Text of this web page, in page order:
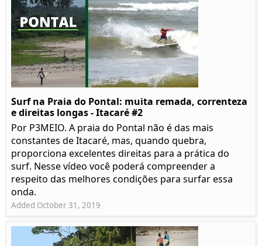
Surf na Praia do Pontal: muita remada, correnteza
e direitas longas - Itacaré #2
Por P3MEIO. A praia do Pontal não é das mais
constantes de Itacaré, mas, quando quebra,
proporciona excelentes direitas para a prática do
surf. Nesse vídeo você poderá compreender a
respeito das melhores condições para surfar essa
onda.
Added October 31, 2019